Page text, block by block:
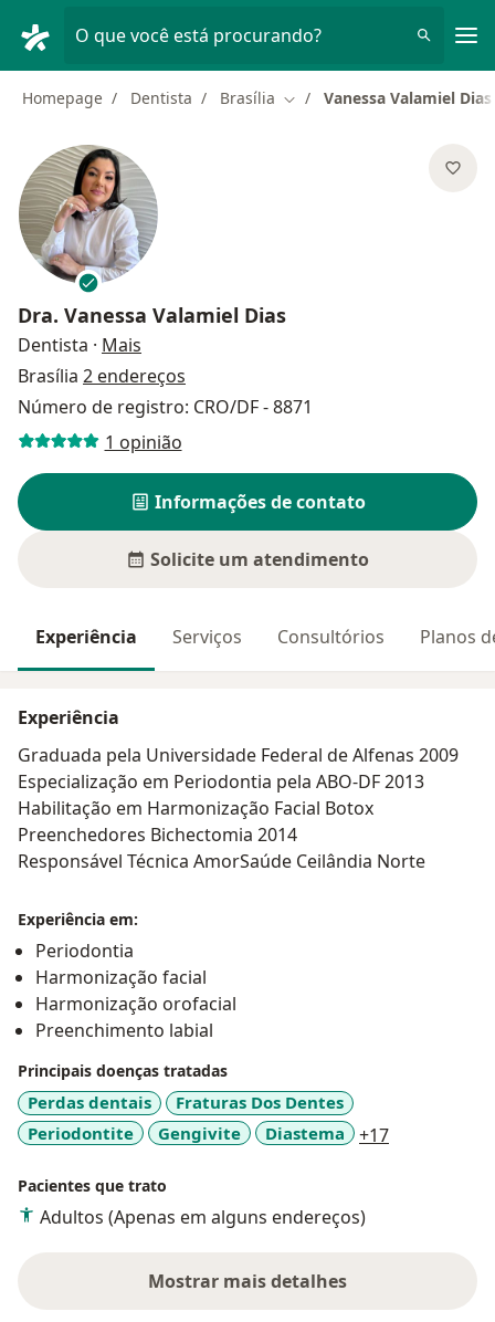
O que você está procurando?
Homepage Dentista Brasília Mudar de cidade
Vanessa Valamiel Dias
Dra. Vanessa Valamiel Dias
Dentista · Mais
Brasília 2 endereços
Número de registro: CRO/DF - 8871
1 opinião
Informações de contato
Solicite um atendimento
Experiência Serviços Consultórios Planos
Experiência
Graduada pela Universidade Federal de Alfenas 2009
Especialização em Periodontia pela ABO-DF 2013
Habilitação em Harmonização Facial Botox
Preenchedores Bichectomia 2014
Responsável Técnica AmorSaúde Ceilândia Norte
Experiência em:
Periodontia
Harmonização facial
Harmonização orofacial
Preenchimento labial
Principais doenças tratadas
Perdas dentais
Fraturas Dos Dentes
Periodontite
Gengivite Diastema +17
Pacientes que trato
Adultos (Apenas em alguns endereços)
Mostrar mais detalhes
sobre a experiência